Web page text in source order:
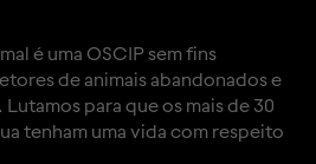
é uma OSCIP sem fins
de animais abandonados e
para que os mais de 30
tenham uma vida com respeito